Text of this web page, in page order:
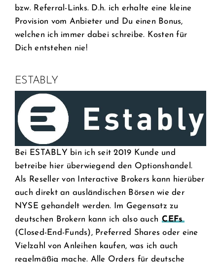
bzw. Referral-Links. D.h. ich erhalte eine kleine
Provision vom Anbieter und Du einen Bonus,
welchen ich immer dabei schreibe. Kosten für
Dich entstehen nie!
ESTABLY
Bei ESTABLY bin ich seit 2019 Kunde und
betreibe hier überwiegend den Optionshandel.
Als Reseller von Interactive Brokers kann hierüber
auch direkt an ausländischen Börsen wie der
NYSE gehandelt werden. Im Gegensatz zu
deutschen Brokern kann ich also auch CEFs
(Closed-End-Funds), Preferred Shares oder eine
Vielzahl von Anleihen kaufen, was ich auch
regelmäßig mache. Alle Orders für deutsche